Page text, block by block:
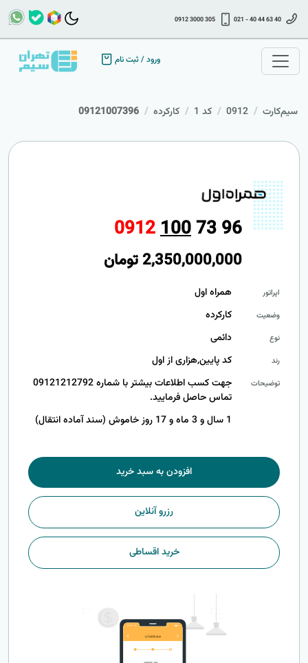
021 - 40 44 63 40
0912 3000 305
ورود/ثبت نام
سیم‌کارت 0912 کد 1 کارکرده 09121007396
09121007396
2,350,000,000 تومان
اپراتور همراه اول
وضعیت کارکرده
نوع دائمی
رند کد پایین,هزاری از اول
توضیحات
جهت کسب اطلاعات بیشتر با شماره 09121212792
تماس حاصل فرمایید.
1 سال و 3 ماه و 17 روز خاموش (سند آماده انتقال)
افزودن به سبد خرید
رزرو آنلاین
خرید اقساطی